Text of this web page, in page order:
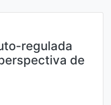
regulada
de